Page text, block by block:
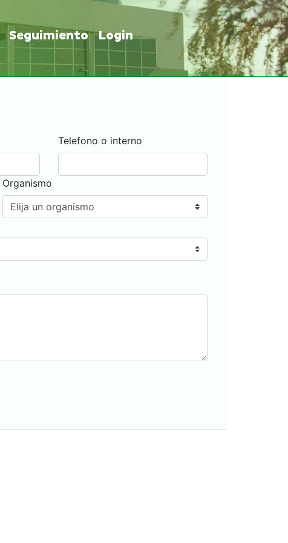
Seguimiento Login
Telefono o interno
Organismo